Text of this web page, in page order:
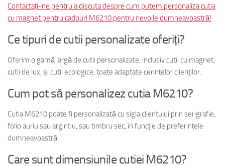
Contactați-ne pentru a discuta despre cum putem personaliza cutia
cu magnet pentru cadouri M6210 pentru nevoile dumneavoastră!
Ce tipuri de cutii personalizate oferiți?
Oferim o gamă largă de cutii personalizate, inclusiv cutii cu magnet,
cutii de lux, și cutii ecologice, toate adaptate cerințelor clienților.
Cum pot să personalizez cutia M6210?
Cutia M6210 poate fi personalizată cu sigla clientului prin serigrafie,
folio auriu sau argintiu, sau timbru sec, în funcție de preferințele
dumneavoastră.
Care sunt dimensiunile cutiei M6210?